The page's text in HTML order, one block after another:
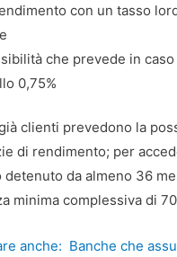
con un tasso
che prevede in
0,75%
clienti prevedono la
di rendimento; per
da almeno 36
minima complessiva di
anche: Banche che